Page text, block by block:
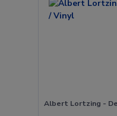
Albert Lortzing -